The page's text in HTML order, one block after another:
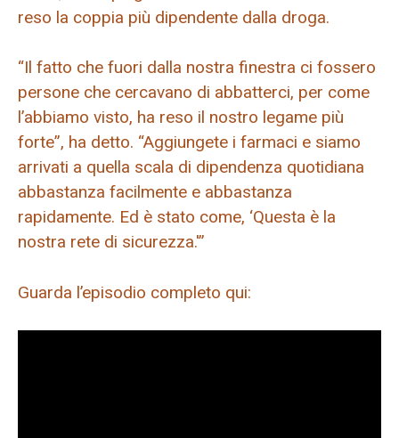
reso la coppia più dipendente dalla droga.
“Il fatto che fuori dalla nostra finestra ci fossero
persone che cercavano di abbatterci, per come
l’abbiamo visto, ha reso il nostro legame più
forte”, ha detto. “Aggiungete i farmaci e siamo
arrivati ​​a quella scala di dipendenza quotidiana
abbastanza facilmente e abbastanza
rapidamente. Ed è stato come, ‘Questa è la
nostra rete di sicurezza.'”
Guarda l’episodio completo qui: